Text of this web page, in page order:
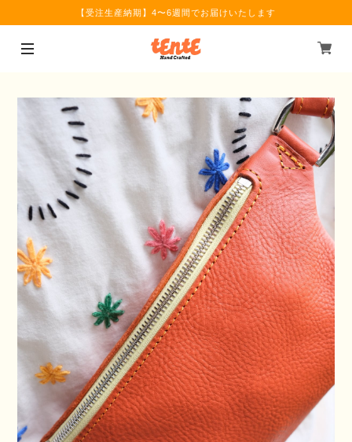
【受注生産納期】4〜6週間でお届けいたします